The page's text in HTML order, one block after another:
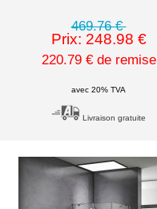
469.76 €
Prix: 248.98 €
220.79 € de remise
avec 20% TVA
Livraison gratuite